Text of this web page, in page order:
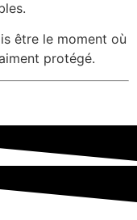
être le moment où
protégé.